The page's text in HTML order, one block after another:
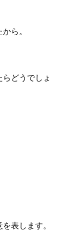
ら。
どうでしょ
表します。